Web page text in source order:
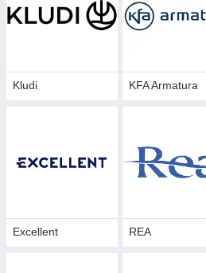
Kludi KFA Armatura
Excellent REA